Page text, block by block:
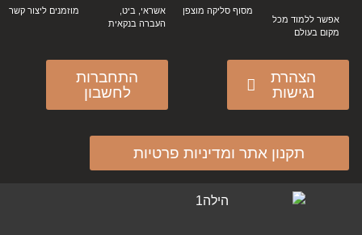
אפשר ללמוד מכל
מקום בעולם
מסוף סליקה מוצפן
אשראי, ביט,
העברה בנקאית
מוזמנים ליצור קשר
הצהרת
נגישות
התחברות
לחשבון
תקנון אתר ומדיניות פרטיות